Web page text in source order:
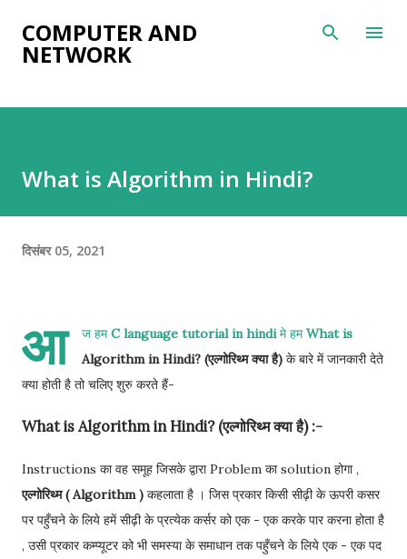
सीधे मुख्य सामग्री पर जाएं
COMPUTER AND
NETWORK
What is Algorithm in Hindi?
दिसंबर 05, 2021
आ ज हमC language tutorial in hindiमे हमWhat is
Algorithm in Hindi? (एल्गोरिथ्म क्या है) के बारे में जानकारी देते
क्या होती है तो चलिए शुरु करते हैं-
What is Algorithm in Hindi? (एल्गोरिथ्म क्या है) :-
Instructions का वह समूह जिसके द्वारा Problem का solution होगा ,
एल्गोरिथ्म ( Algorithm ) कहलाता है । जिस प्रकार किसी सीढ़ी के ऊपरी कसर
पर पहुँचने के लिये हमें सीढ़ी के प्रत्येक कर्सर को एक - एक करके पार करना होता है
, उसी प्रकार कम्प्यूटर को भी समस्या के समाधान तक पहुँचने के लिये एक - एक पद